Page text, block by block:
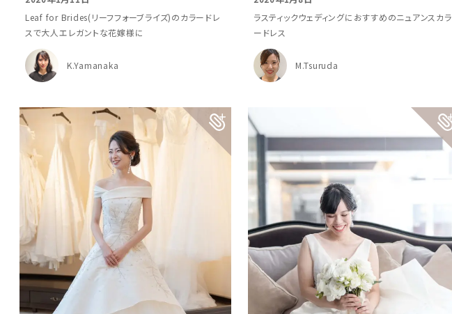
Leaf for Brides(リーフフォーブライズ)のカラードレ
スで大人エレガントな花嫁様に
K.Yamanaka
ラスティックウェディングにおすすめのニュアンスカラ
ードレス
M.Tsuruda